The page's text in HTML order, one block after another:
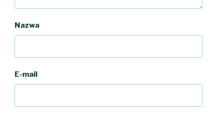
Nazwa
E-mail